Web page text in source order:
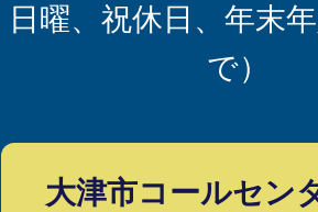
日曜、祝休日、年末
で）
大津市コールセン